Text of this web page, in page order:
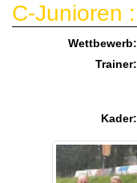
C-Junioren :
Wettbewerb:
Trainer:
Kader: